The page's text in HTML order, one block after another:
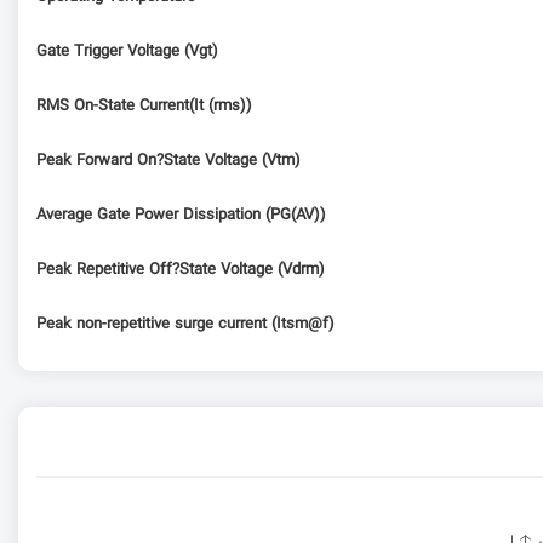
Gate Trigger Voltage (Vgt)
RMS On-State Current(It (rms))
Peak Forward On?State Voltage (Vtm)
Average Gate Power Dissipation (PG(AV))
Peak Repetitive Off?State Voltage (Vdrm)
Peak non-repetitive surge current (Itsm@f)